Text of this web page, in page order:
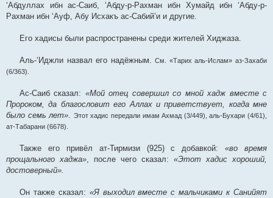
‘Абдуллах ибн ас-Саиб, ‘Абду-р-Рахман ибн Хумайд ибн ‘Абду-р-
Рахман ибн ‘Ауф, Абу Исхакъ ас-Сабий’и и другие.
Его хадисы были распространены среди жителей Хиджаза.
Аль-‘Иджли назвал его надёжным.См. «Тарих аль-Ислам» аз-Захаби
(6/363).
Ас-Саиб сказал: «Мой отец совершил со мной хадж вместе с
Пророком, да благословит его Аллах и приветствует, когда мне
было семь лет». Этот хадис передали имам Ахмад (3/449), аль-Бухари (4/61),
ат-Табарани (6678).
Также его привёл ат-Тирмизи (925) с добавкой:«во время
прощального хаджа», после чего сказал: «Этот хадис хороший,
достоверный».
Он также сказал: «Я выходил вместе с мальчиками к Санийят